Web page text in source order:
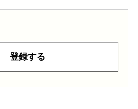
登録する